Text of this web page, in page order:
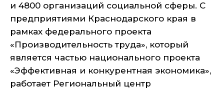
и 4800 организаций социальной сферы. С
предприятиями Краснодарского края в
рамках федерального проекта
«Производительность труда», который
является частью национального проекта
«Эффективная и конкурентная экономика»,
работает Региональный центр